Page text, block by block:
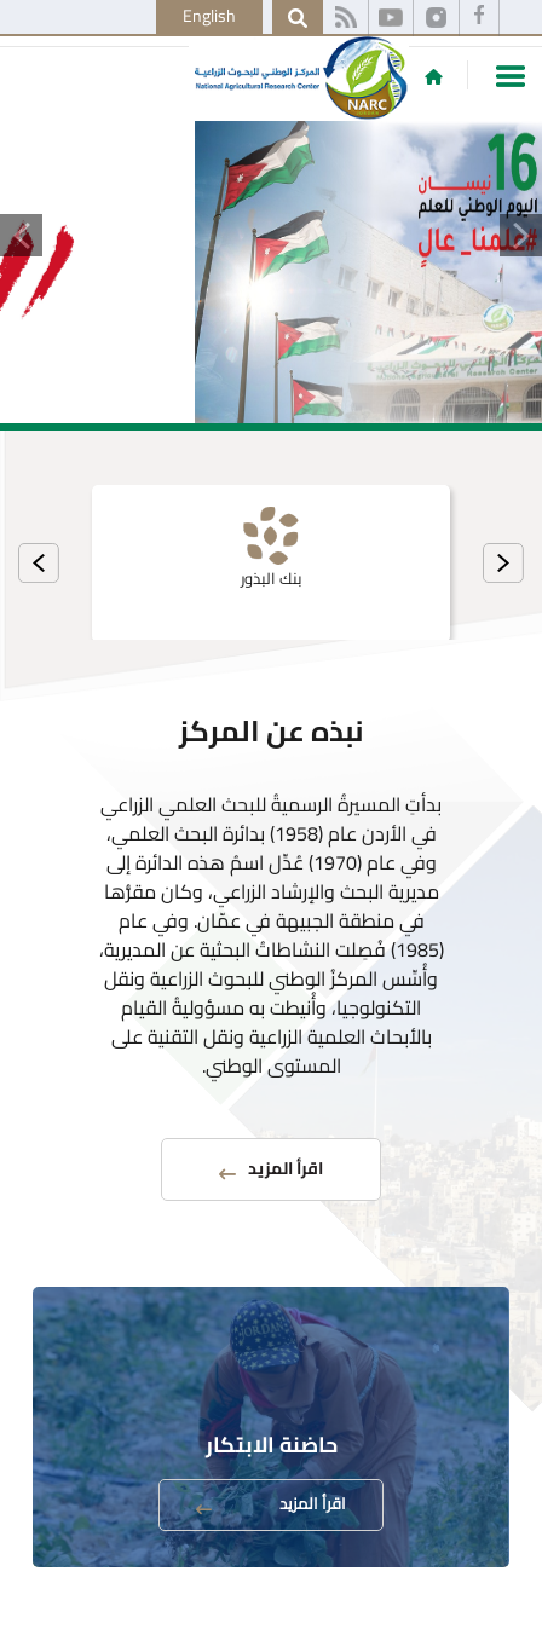
English
بنك البذور
نبذه عن المركز
بدأتِ المسيرةُ الرسميةُ للبحث العلمي الزراعي
في الأردن عام (1958) بدائرة البحث العلمي،
وفي عام (1970) عُدِّل اسمُ هذه الدائرة إلى
مديرية البحث والإرشاد الزراعي، وكان مقرُّها
في منطقة الجبيهة في عمّان. وفي عام
(1985) فُصِلت النشاطاتُ البحثية عن المديرية،
وأُسِّس المركزُ الوطني للبحوث الزراعية ونقل
التكنولوجيا، وأُنيطت به مسؤوليةُ القيام
بالأبحاث العلمية الزراعية ونقل التقنية على
المستوى الوطني.
اقرأ المزيد
حاضنة الابتكار
اقرأ المزيد